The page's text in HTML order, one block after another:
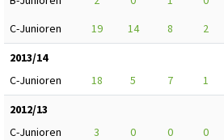
C-Junioren
19 14 8 2
2013/14
C-Junioren
18 5 7 1
2012/13
C-Junioren
3 0 0 0